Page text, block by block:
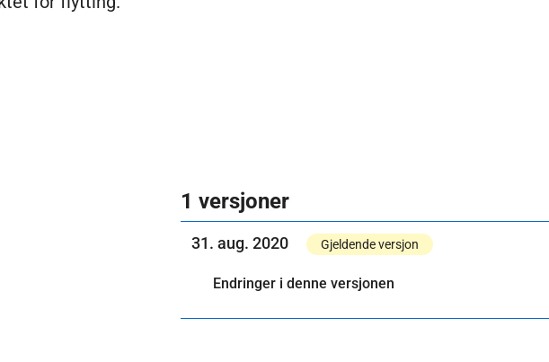
1 versjoner
31. aug. 2020 Gjeldende versjon
Endringer i denne versjonen